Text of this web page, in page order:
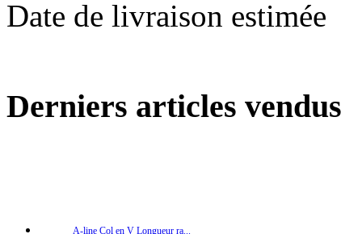
Date de livraison estimée
Derniers articles vendus
A-line Col en V Longueur ra...